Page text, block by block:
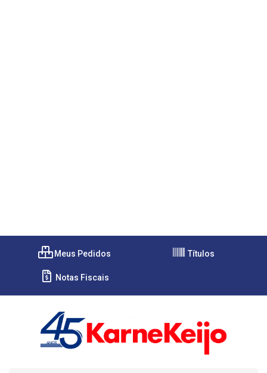
Meus Pedidos Títulos
Notas Fiscais